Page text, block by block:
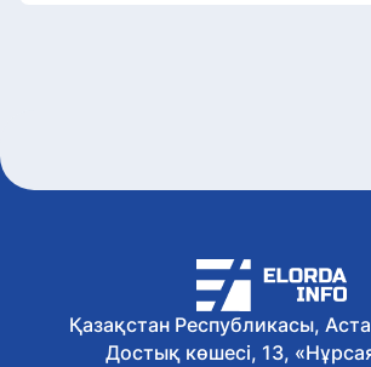
Қазақстан Республикасы,
Достық көшесі, 13,